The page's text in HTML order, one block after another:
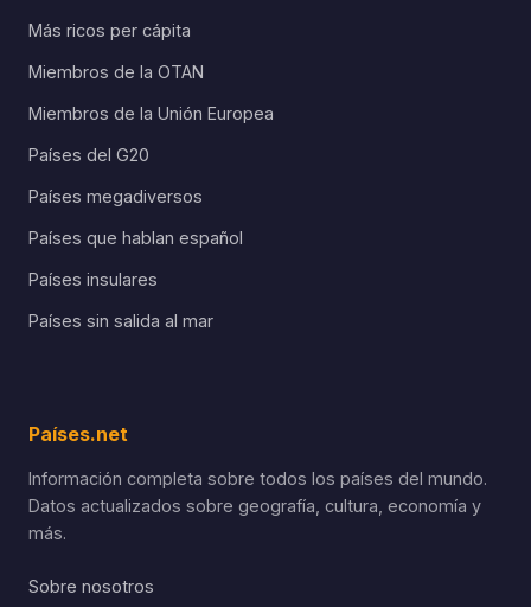
Más ricos per cápita
Miembros de la OTAN
Miembros de la Unión Europea
Países del G20
Países megadiversos
Países que hablan español
Países insulares
Países sin salida al mar
Países.net
Información completa sobre todos los países del mundo.
Datos actualizados sobre geografía, cultura, economía y
más.
Sobre nosotros